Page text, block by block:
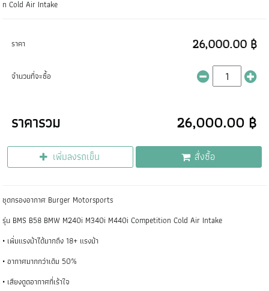
n Cold Air Intake
ราคา 26,000.00 ฿
จำนวนที่จะซื้อ
ราคารวม 26,000.00 ฿
เพิ่มลงรถเข็น สั่งซื้อ
ชุดกรองอากาศ Burger Motorsports
รุ่น BMS B58 BMW M240i M340i M440i Competition Cold Air Intake
• เพิ่มแรงม้าได้มากถึง 18+ แรงม้า
• อากาศมากกว่าเดิม 50%
• เสียงดูดอากาศที่เร้าใจ